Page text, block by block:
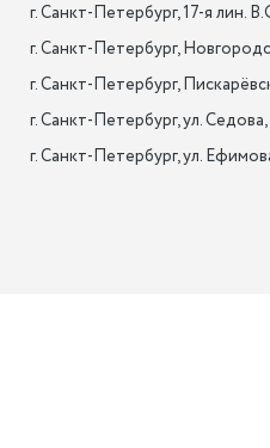
г. Санкт-Петербург, 17-я лин.
г. Санкт-Петербург,
г. Санкт-Петербург,
г. Санкт-Петербург, ул.
г. Санкт-Петербург, ул.